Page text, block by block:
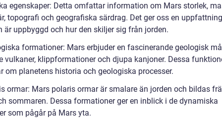
egenskaper: Detta omfattar information om Mars storlek,
topografi och geografiska särdrag. Det ger oss en
är uppbyggd och hur den skiljer sig från jorden.
formationer: Mars erbjuder en fascinerande geologisk
vulkaner, klippformationer och djupa kanjoner. Dessa
om planetens historia och geologiska processer.
ormar: Mars polaris ormar är smalare än jorden och bildas
sommaren. Dessa formationer ger en inblick i de dynamiska
som pågår på Mars yta.